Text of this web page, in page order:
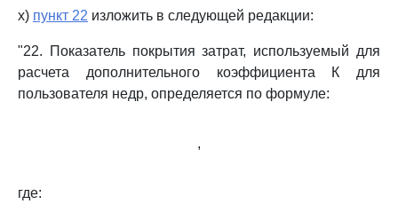
х) пункт 22 изложить в следующей редакции:
"22. Показатель покрытия затрат, используемый для
расчета дополнительного коэффициента К для
пользователя недр, определяется по формуле:
,
где: